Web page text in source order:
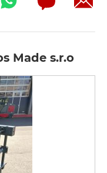
Made s.r.o